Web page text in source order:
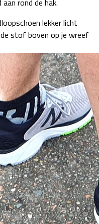
rond de hak.
lekker licht
stof boven op je wreef